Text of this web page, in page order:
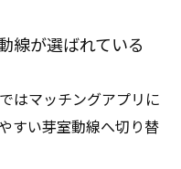
線が選ばれている
はマッチングアプリに
すい芽室動線へ切り替